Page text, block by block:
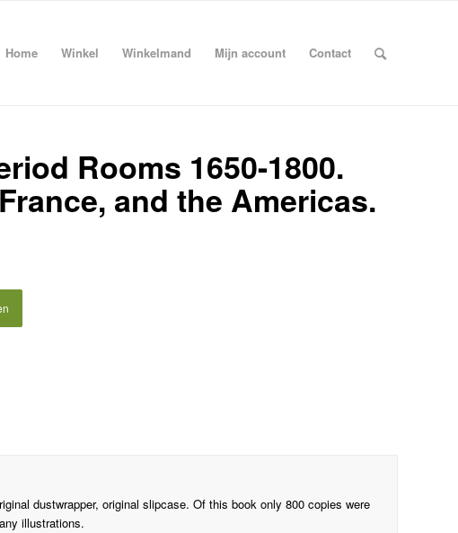
Home Winkel Winkelmand Mijn account Contact
Rooms 1650-1800.
and the Americas.
dustwrapper, original slipcase. Of this book only 800 copies were
illustrations.